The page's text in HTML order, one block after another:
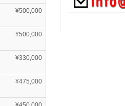
¥500,000
¥500,000
¥330,000
¥475,000